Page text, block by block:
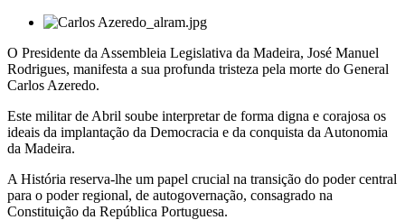
O Presidente da Assembleia Legislativa da Madeira, José Manuel
Rodrigues, manifesta a sua profunda tristeza pela morte do General
Carlos Azeredo.
Este militar de Abril soube interpretar de forma digna e corajosa os
ideais da implantação da Democracia e da conquista da Autonomia
da Madeira.
A História reserva-lhe um papel crucial na transição do poder central
para o poder regional, de autogovernação, consagrado na
Constituição da República Portuguesa.